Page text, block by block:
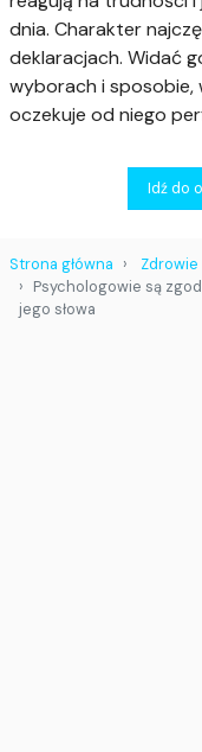
dnia. Charakter
deklaracjach. Widać
wyborach i sposobie,
oczekuje od niego
Idź do
Strona główna
Psychologowie są
jego słowa